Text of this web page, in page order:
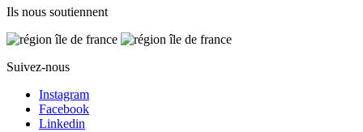
Ils nous soutiennent
Suivez-nous
Instagram
Facebook
Linkedin